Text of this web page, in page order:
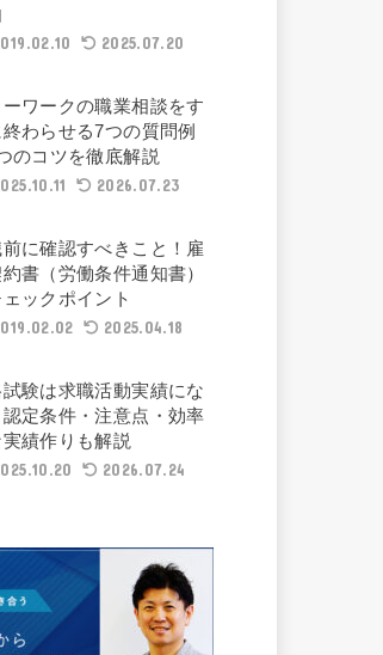
2025.07.20
ワークの職業相談をす
終わらせる7つの質問例
のコツを徹底解説
2026.07.23
に確認すべきこと！雇
約書（労働条件通知書）
ックポイント
2025.04.18
試験は求職活動実績にな
認定条件・注意点・効率
実績作りも解説
2026.07.24